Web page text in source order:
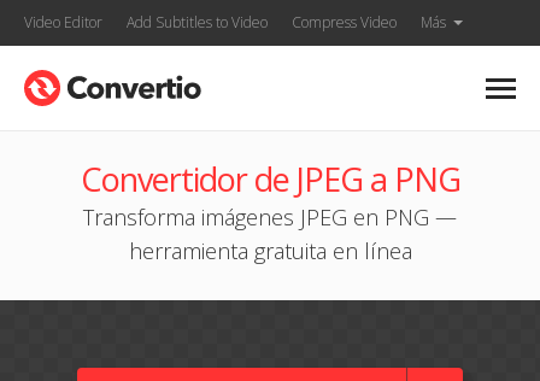
Video Editor Add Subtitles to Video Compress Video Más
Convertidor de JPEG a PNG
Transforma imágenes JPEG en PNG —
herramienta gratuita en línea